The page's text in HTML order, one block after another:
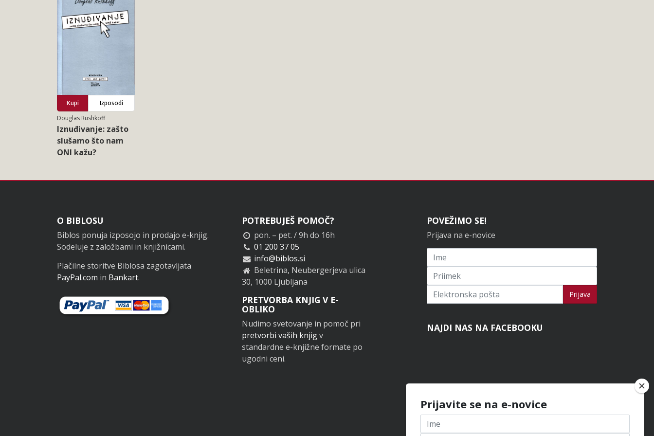
Kupi
Izposodi
Douglas Rushkoff
Iznuđivanje: zašto
slušamo što nam
ONI kažu?
Noga
O BIBLOSU
Biblos ponuja izposojo in prodajo e-knjig.
Sodeluje z založbami in knjižnicami.
Plačilne storitve Biblosa zagotavljata
PayPal.com in Bankart.
POTREBUJEŠ POMOČ?
pon. – pet. / 9h do 16h
01 200 37 05
info@biblos.si
Beletrina, Neubergerjeva ulica
30, 1000 Ljubljana
PRETVORBA KNJIG V E-
OBLIKO
Nudimo svetovanje in pomoč pri
pretvorbi vaših knjigv
standardne e-knjižne formate po
ugodni ceni.
POVEŽIMO SE!
Prijava na e-novice
Prijavi se na novice Prijava
NAJDI NAS NA FACEBOOKU
Prijavite se na e-novice